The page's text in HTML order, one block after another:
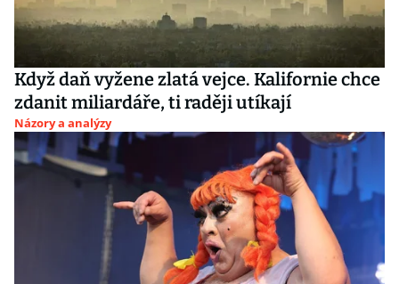
Když daň vyžene zlatá vejce. Kalifornie chce
zdanit miliardáře, ti raději utíkají
Názory a analýzy